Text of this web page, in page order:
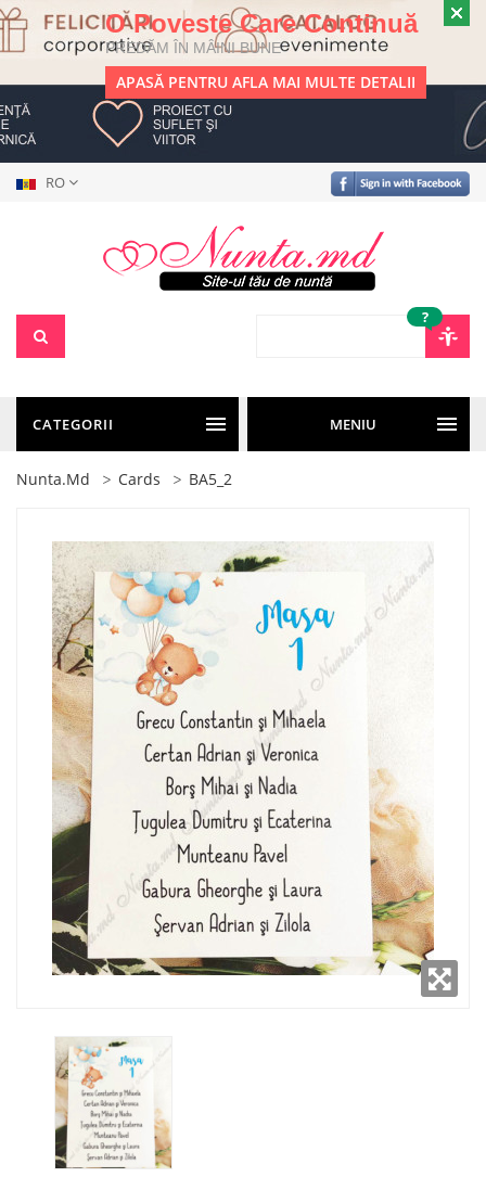
O Poveste Care Continuă
PREDĂM ÎN MÂINI BUNE
APASĂ PENTRU AFLA MAI MULTE DETALII
RO
?
CATEGORII MENIU
Nunta.md Cards BA5_2